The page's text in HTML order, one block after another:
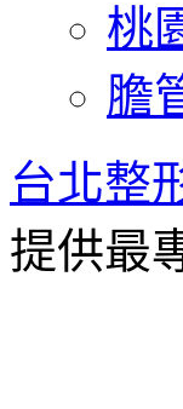
桃
膽
台北整
提供最